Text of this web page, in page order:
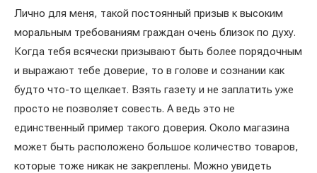
Лично для меня, такой постоянный призыв к высоким
моральным требованиям граждан очень близок по духу.
Когда тебя всячески призывают быть более порядочным
и выражают тебе доверие, то в голове и сознании как
будто что-то щелкает. Взять газету и не заплатить уже
просто не позволяет совесть. А ведь это не
единственный пример такого доверия. Около магазина
может быть расположено большое количество товаров,
которые тоже никак не закреплены. Можно увидеть